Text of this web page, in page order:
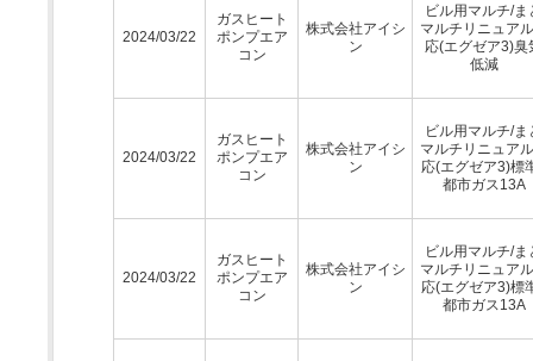
2024/03/22
ガスヒート
ポンプエア
コン
株式会社アイシ
ン
ビル用マルチ/ま
マルチリニュア
応(エグゼア3)臭
低減
2024/03/22
ガスヒート
ポンプエア
コン
株式会社アイシ
ン
ビル用マルチ/ま
マルチリニュア
応(エグゼア3)標
都市ガス13A
2024/03/22
ガスヒート
ポンプエア
コン
株式会社アイシ
ン
ビル用マルチ/ま
マルチリニュア
応(エグゼア3)標
都市ガス13A